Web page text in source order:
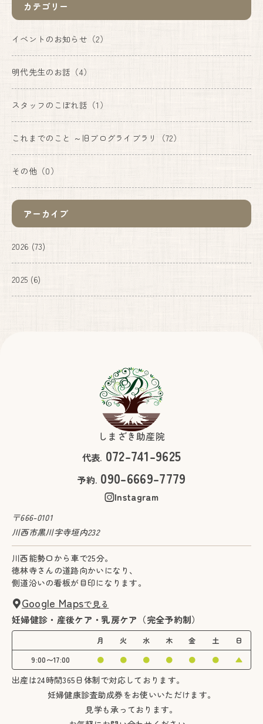
カテゴリー
イベントのお知らせ （2）
明代先生のお話 （4）
スタッフのこぼれ話 （1）
これまでのこと ～旧ブログライブラリ （72）
その他（0）
アーカイブ
2026 (73)
2025 (6)
しまざき助産院
代表. 072-741-9625
予約. 090-6669-7779
Instagram
〒666-0101
川西市黒川字寺垣内232
川西能勢口から車で25分。
徳林寺さんの道路向かいになり、
側道沿いの看板が目印になります。
Google Mapsで見る
妊婦健診・産後ケア・乳房ケア（完全予約制）
月 火 水 木 金 土
日
9:00〜17:00
● ● ● ● ● ● ▲
出産は24時間365日体制で対応しております。
妊婦健康診査助成券をお使いいただけます。
見学も承っております。